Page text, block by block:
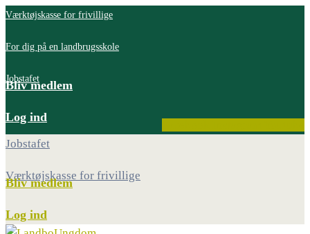
Værktøjskasse for frivillige
For dig på en landbrugsskole
Jobstafet
Bliv medlem
Log ind
Jobstafet
Værktøjskasse for frivillige
Bliv medlem
Log ind